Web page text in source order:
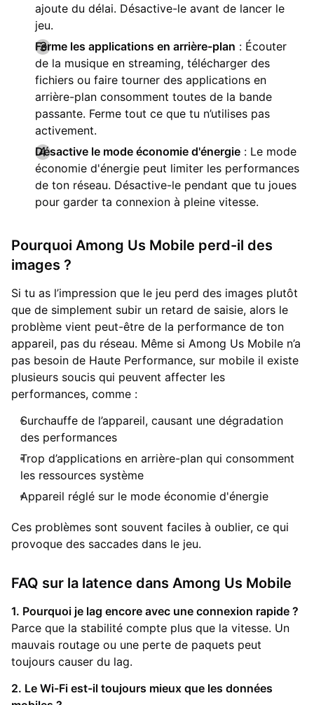
ajoute du délai. Désactive-le avant de lancer le
jeu.
Ferme les applications en arrière-plan : Écouter
de la musique en streaming, télécharger des
fichiers ou faire tourner des applications en
arrière-plan consomment toutes de la bande
passante. Ferme tout ce que tu n’utilises pas
activement.
Désactive le mode économie d'énergie : Le mode
économie d'énergie peut limiter les performances
de ton réseau. Désactive-le pendant que tu joues
pour garder ta connexion à pleine vitesse.
Pourquoi Among Us Mobile perd-il des
images ?
Si tu as l’impression que le jeu perd des images plutôt
que de simplement subir un retard de saisie, alors le
problème vient peut-être de la performance de ton
appareil, pas du réseau. Même si Among Us Mobile n’a
pas besoin de Haute Performance, sur mobile il existe
plusieurs soucis qui peuvent affecter les
performances, comme :
Surchauffe de l’appareil, causant une dégradation
des performances
Trop d’applications en arrière-plan qui consomment
les ressources système
Appareil réglé sur le mode économie d'énergie
Ces problèmes sont souvent faciles à oublier, ce qui
provoque des saccades dans le jeu.
FAQ sur la latence dans Among Us Mobile
1. Pourquoi je lag encore avec une connexion rapide ?
Parce que la stabilité compte plus que la vitesse. Un
mauvais routage ou une perte de paquets peut
toujours causer du lag.
2. Le Wi-Fi est-il toujours mieux que les données